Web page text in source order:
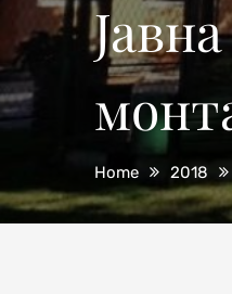
Home 2018